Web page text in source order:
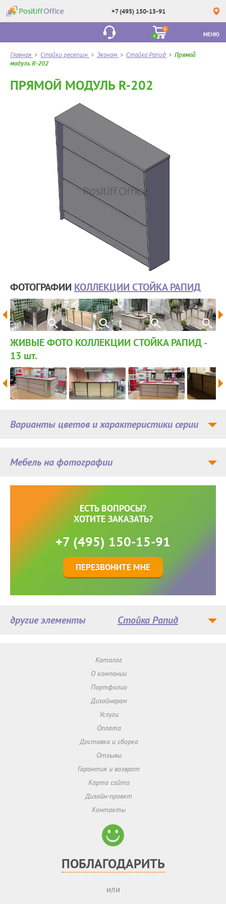
+7 (495) 150-15-91
0
0
МЕНЮ
Главная > Стойки ресепшн > Эконом > Стойка Рапид > Прямой
модуль R-202
ПРЯМОЙ МОДУЛЬ R-202
ФОТОГРАФИИ КОЛЛЕКЦИИ СТОЙКА РАПИД
ЖИВЫЕ ФОТО КОЛЛЕКЦИИ СТОЙКА РАПИД -
13 шт.
Мебель на фотографии
Варианты цветов и характеристики серии
ЕСТЬ ВОПРОСЫ?
ХОТИТЕ ЗАКАЗАТЬ?
+7 (495) 150-15-91
ПЕРЕЗВОНИТЕ МНЕ
другие элементы Стойка Рапид
Каталог
О компании
Портфолио
Дизайнерам
Услуги
Оплата
Доставка и сборка
Отзывы
Гарантия и возврат
Карта сайта
Дизайн-проект
Контакты
ПОБЛАГОДАРИТЬ
или